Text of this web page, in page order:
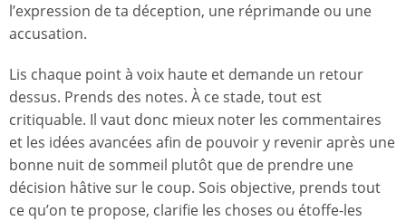
l’expression de ta déception, une réprimande ou une
accusation.
Lis chaque point à voix haute et demande un retour
dessus. Prends des notes. À ce stade, tout est
critiquable. Il vaut donc mieux noter les commentaires
et les idées avancées afin de pouvoir y revenir après une
bonne nuit de sommeil plutôt que de prendre une
décision hâtive sur le coup. Sois objective, prends tout
ce qu’on te propose, clarifie les choses ou étoffe-les